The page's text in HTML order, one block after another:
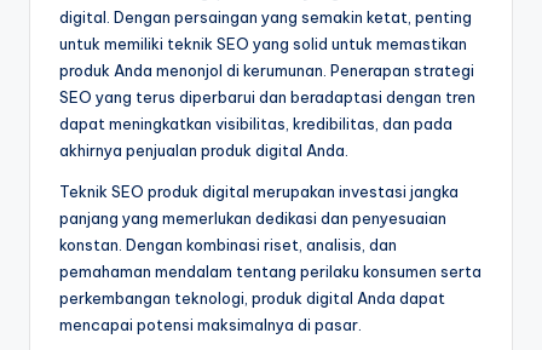
digital. Dengan persaingan yang semakin ketat, penting
untuk memiliki teknik SEO yang solid untuk memastikan
produk Anda menonjol di kerumunan. Penerapan strategi
SEO yang terus diperbarui dan beradaptasi dengan tren
dapat meningkatkan visibilitas, kredibilitas, dan pada
akhirnya penjualan produk digital Anda.
Teknik SEO produk digital merupakan investasi jangka
panjang yang memerlukan dedikasi dan penyesuaian
konstan. Dengan kombinasi riset, analisis, dan
pemahaman mendalam tentang perilaku konsumen serta
perkembangan teknologi, produk digital Anda dapat
mencapai potensi maksimalnya di pasar.